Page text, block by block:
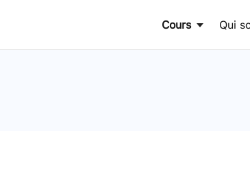
Cours Qui